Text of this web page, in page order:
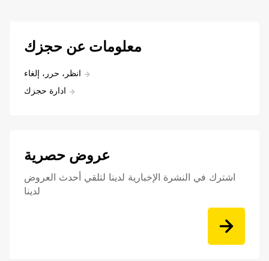
معلومات عن حجزك
انظر، حرر، إلغاء
ادارة حجزك
عروض حصرية
اشترك في النشرة الإخبارية لدينا لتلقي أحدث العروض
لدينا